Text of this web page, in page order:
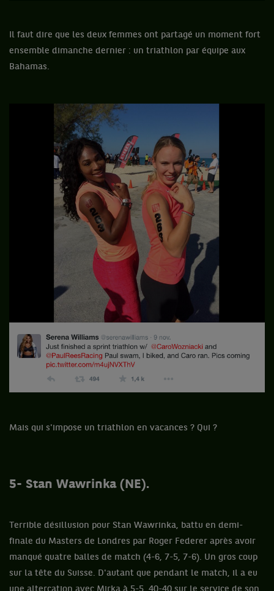
Il faut dire que les deux femmes ont partagé un moment fort
ensemble dimanche dernier : un triathlon par équipe aux
Bahamas.
Mais qui s'impose un triathlon en vacances ? Qui ?
5- Stan Wawrinka (NE).
Terrible désillusion pour Stan Wawrinka, battu en demi-
finale du Masters de Londres par Roger Federer après avoir
manqué quatre balles de match (4-6, 7-5, 7-6). Un gros coup
sur la tête du Suisse. D'autant que pendant le match, il a eu